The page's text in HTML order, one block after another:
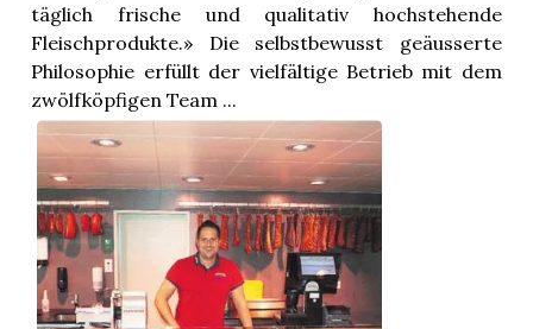
täglich frische und qualitativ hochstehende
Fleischprodukte.» Die selbstbewusst geäusserte
Philosophie erfüllt der vielfältige Betrieb mit dem
zwölfköpfigen Team ...